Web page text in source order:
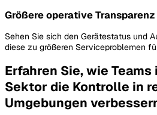
Größere operative Transparenz
Sehen Sie sich den Gerätestatus und
diese zu größeren Serviceproblemen
Erfahren Sie, wie
Sektor die Kontrolle in
Umgebungen